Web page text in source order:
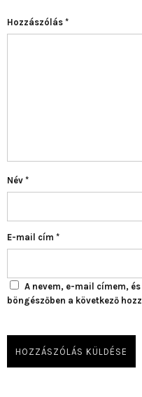
Hozzászólás *
Név *
E-mail cím *
A nevem, e-mail címem,
böngészőben a következő